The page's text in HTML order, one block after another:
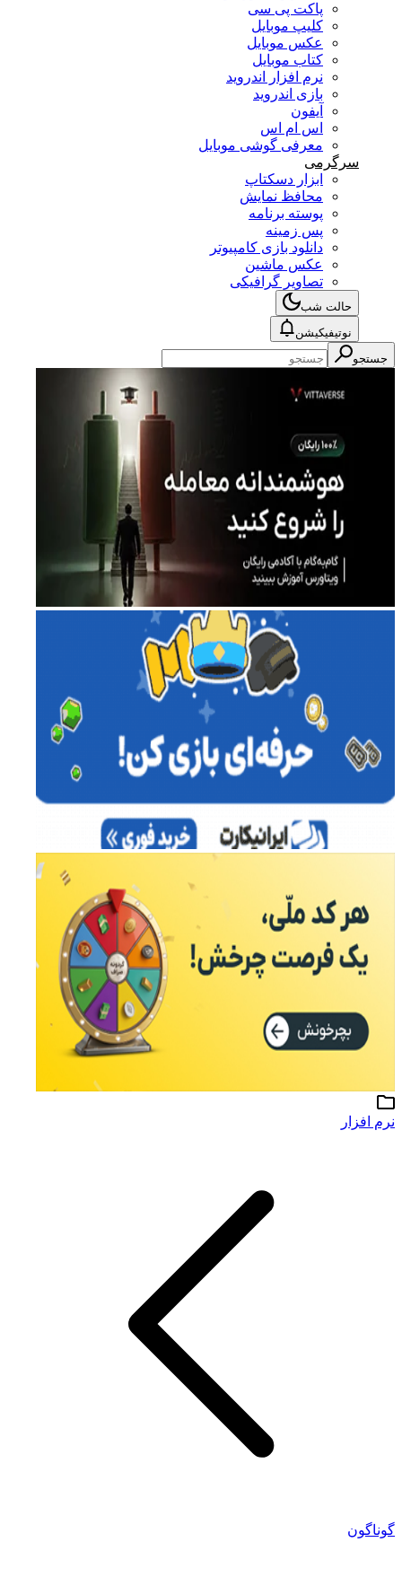
پاکت پی سی
کلیپ موبایل
عکس موبایل
کتاب موبایل
نرم افزار اندروید
بازی اندروید
آیفون
اس ام اس
معرفی گوشی موبایل
سرگرمی
ابزار دسکتاپ
محافظ نمایش
پوسته برنامه
پس زمینه
دانلود بازی کامپیوتر
عکس ماشین
تصاویر گرافیکی
حالت شب
نوتیفیکیشن
جستجو
نرم افزار
گوناگون